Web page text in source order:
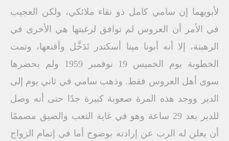
لأبويهما إن سامي كامل ذو نقاء ملائكي، ولكن العجيب
في الأمر أن العروس لم توافق لرغبتها هي الأخرى في
الرهبنة، إلا أنه أبونا مينا أسكندر تَدَخَّل وأقنعها، وتمت
الخطوبة يوم الخميس 19 نوفمبر 1959 ولم يحضرها
سوى أهل العروس فقط. وذهب سامي في ثاني يوم إلى
الدير ووجد هذه المرة صعوبة كبيرة جدًا حتى أنه وصل
للدير بعد 29 ساعة وهو في غاية التعب والضيق مصممًا
أن يعلن له الرب عن إرادته بوضوح أما في إتمام الزواج